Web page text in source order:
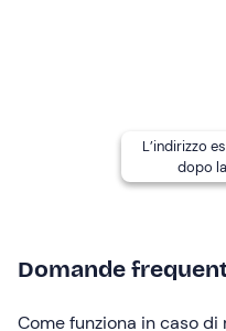
dell’organizzatore.
utilizzati
Presso il centro rafting
L’indirizzo
dopo
Domande
Come funziona in caso di